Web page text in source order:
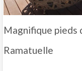
Magnifique pieds
Ramatuelle